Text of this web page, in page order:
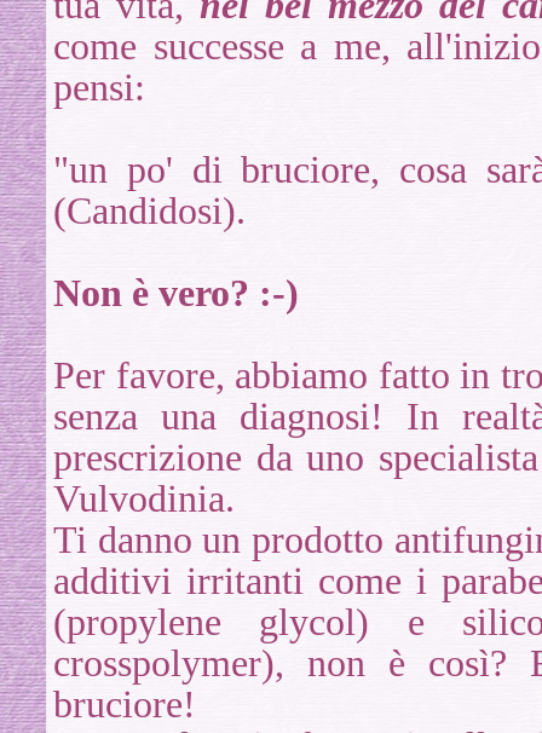
come successe a me,
pensi:
"un po' di bruciore, cosa
(Candidosi).
Non è vero? :-)
Per favore, abbiamo fatto in
senza una diagnosi! In
prescrizione da uno
Vulvodinia.
Ti danno un prodotto
additivi irritanti come i
(propylene glycol) e
crosspolymer), non è
bruciore!